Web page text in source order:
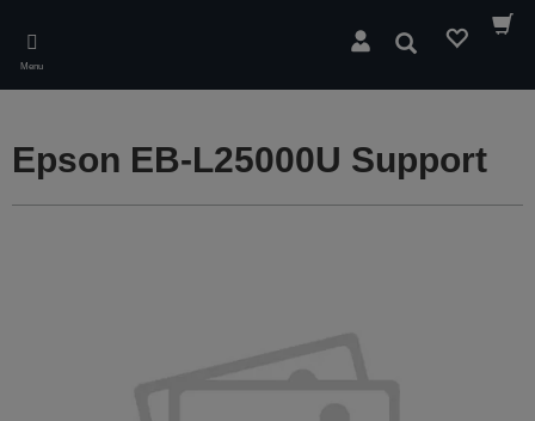
main
content
Menu
Søg
Epson EB-L25000U Support